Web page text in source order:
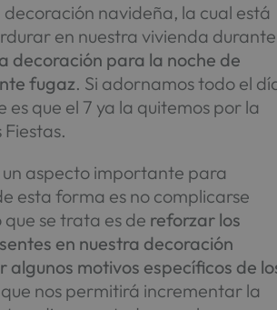
navideña, la cual está
en nuestra vivienda durante
decoración para la noche de
fugaz. Si adornamos todo el
es que el 7 ya la quitemos por la
un aspecto importante para
esta forma es no complicarse
se trata es de reforzar los
en nuestra decoración
algunos motivos específicos de
que nos permitirá incrementar la